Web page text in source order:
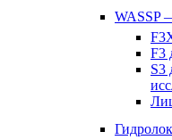
WASSP
F3
S3